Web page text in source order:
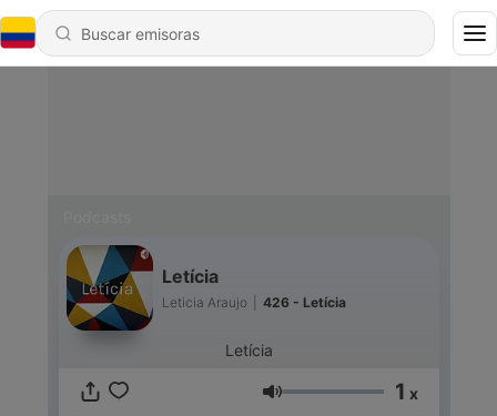
Letícia
Leticia Araujo 426 - Letícia
Letícia
Volumen 1 x